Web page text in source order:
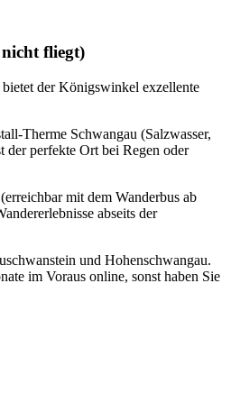
fliegt)
der Königswinkel exzellente
Therme Schwangau (Salzwasser,
perfekte Ort bei Regen oder
mit dem Wanderbus ab
abseits der
und Hohenschwangau.
im Voraus online, sonst haben Sie